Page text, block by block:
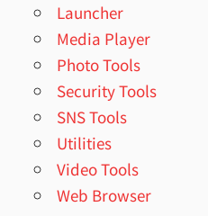
Launcher
Media Player
Photo Tools
Security Tools
SNS Tools
Utilities
Video Tools
Web Browser